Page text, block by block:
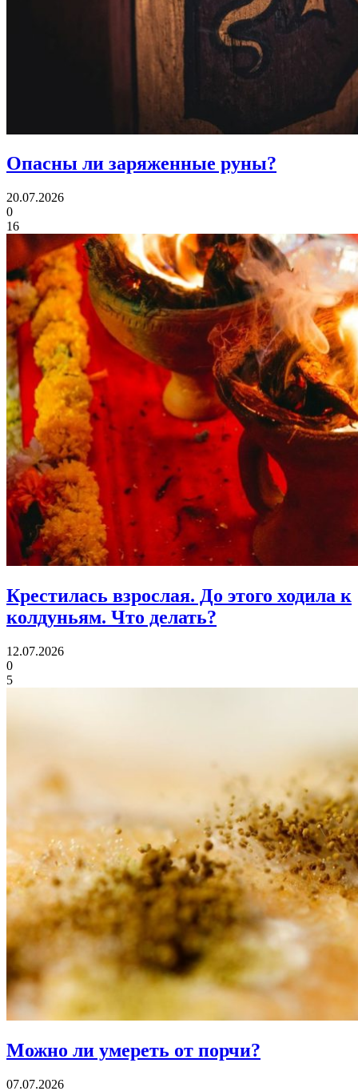
Опасны ли заряженные руны?
20.07.2026
0
16
Крестилась взрослая. До этого ходила к
колдуньям. Что делать?
12.07.2026
0
5
Можно ли умереть от порчи?
07.07.2026